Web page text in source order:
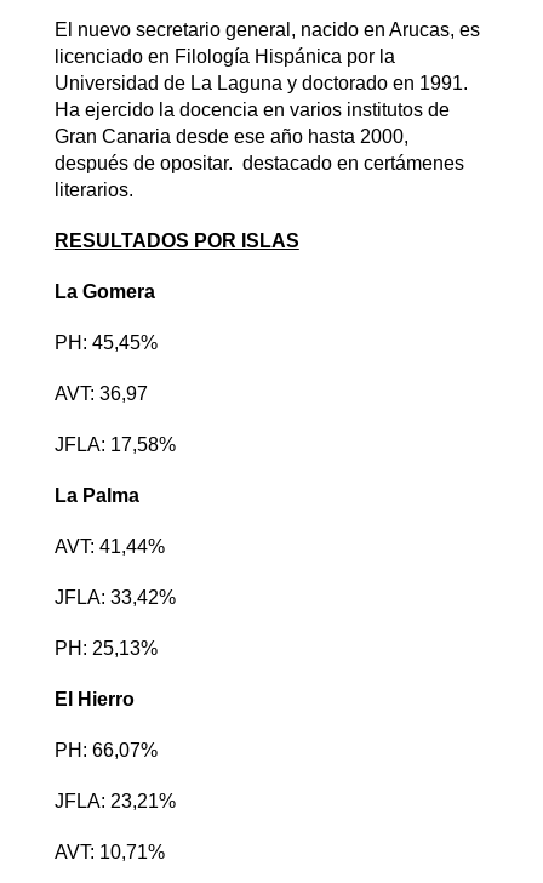
El nuevo secretario general, nacido en Arucas, es
licenciado en Filología Hispánica por la
Universidad de La Laguna y doctorado en 1991.
Ha ejercido la docencia en varios institutos de
Gran Canaria desde ese año hasta 2000,
después de opositar. destacado en certámenes
literarios.
RESULTADOS POR ISLAS
La Gomera
PH: 45,45%
AVT: 36,97
JFLA: 17,58%
La Palma
AVT: 41,44%
JFLA: 33,42%
PH: 25,13%
El Hierro
PH: 66,07%
JFLA: 23,21%
AVT: 10,71%